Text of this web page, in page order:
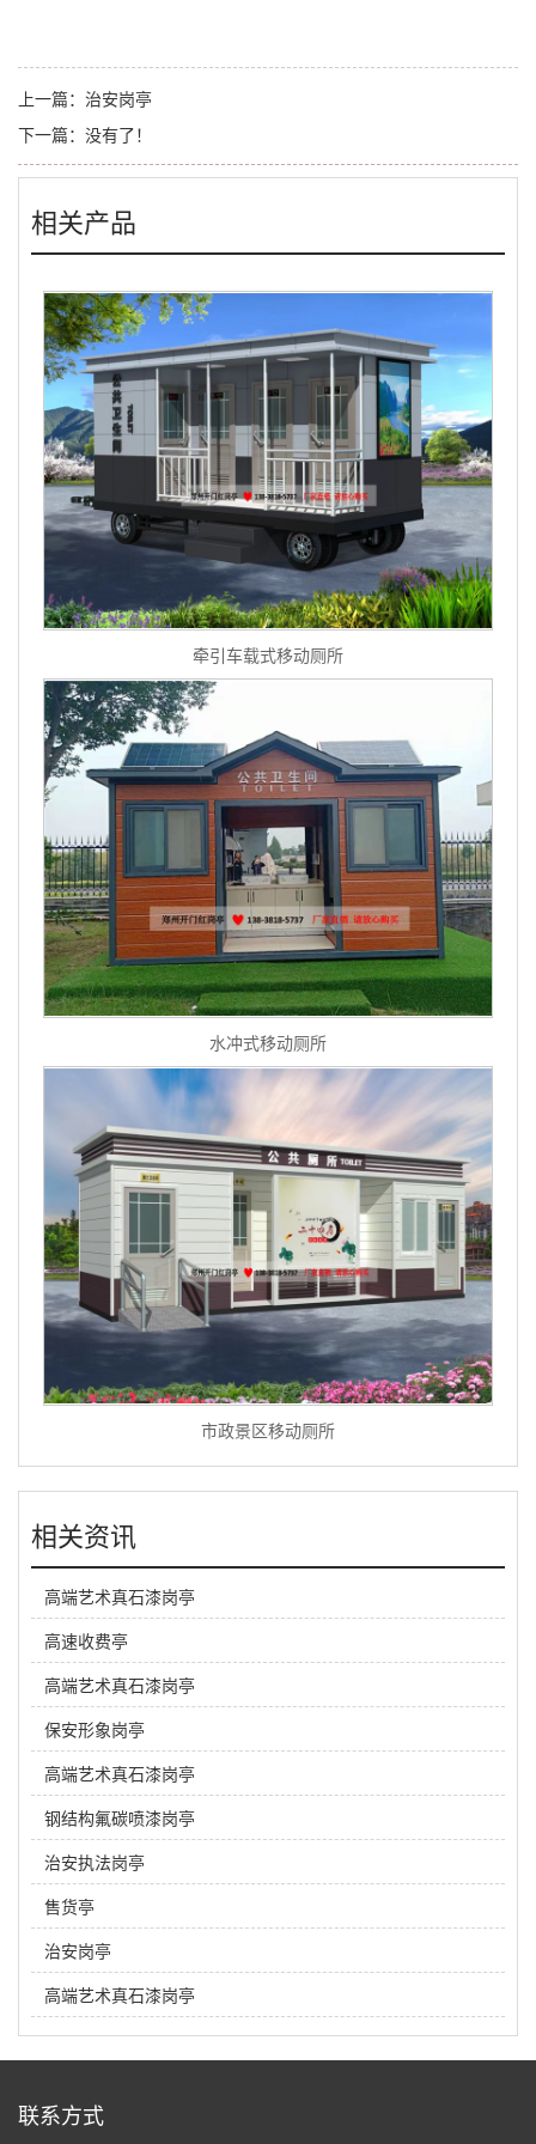
上一篇： 治安岗亭
下一篇： 没有了！
相关产品
牵引车载式移动厕所
水冲式移动厕所
市政景区移动厕所
相关资讯
高端艺术真石漆岗亭
高速收费亭
高端艺术真石漆岗亭
保安形象岗亭
高端艺术真石漆岗亭
钢结构氟碳喷漆岗亭
治安执法岗亭
售货亭
治安岗亭
高端艺术真石漆岗亭
联系方式